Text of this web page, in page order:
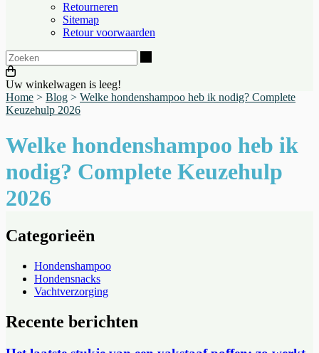
Retourneren
Sitemap
Retour voorwaarden
Uw winkelwagen is leeg!
Home > Blog > Welke hondenshampoo heb ik nodig? Complete
Keuzehulp 2026
Welke hondenshampoo heb ik
nodig? Complete Keuzehulp
2026
Categorieën
Hondenshampoo
Hondensnacks
Vachtverzorging
Recente berichten